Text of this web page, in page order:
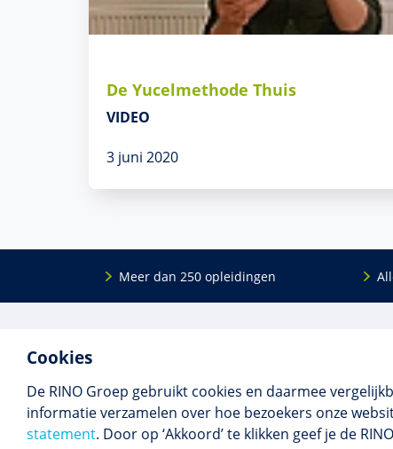
Cookies
De RINO Groep gebruikt cookies en daarmee
informatie verzamelen over hoe bezoekers onze
statement. Door op ‘Akkoord’ te klikken geef je de
De Yucelmethode Thuis
VIDEO
3 juni 2020
Meer dan 250 opleidingen
voor mensen die werken met mensen met
een psychische kwets­baar­heid. Samen met
onze top­docenten bieden we innova­tieve
opleidingen, cursussen en congres­sen op
BIG-